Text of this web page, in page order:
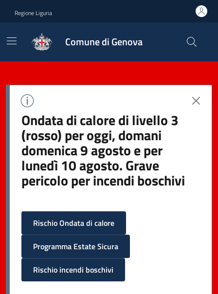
Regione Liguria
Comune di Genova
Ondata di calore di livello 3
(rosso) per oggi, domani
domenica 9 agosto e per
lunedì 10 agosto. Grave
pericolo per incendi boschivi
Rischio Ondata di calore
Programma Estate Sicura
Rischio incendi boschivi